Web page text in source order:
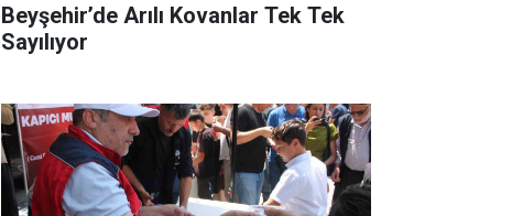
Beyşehir’de Arılı Kovanlar Tek Tek
Sayılıyor